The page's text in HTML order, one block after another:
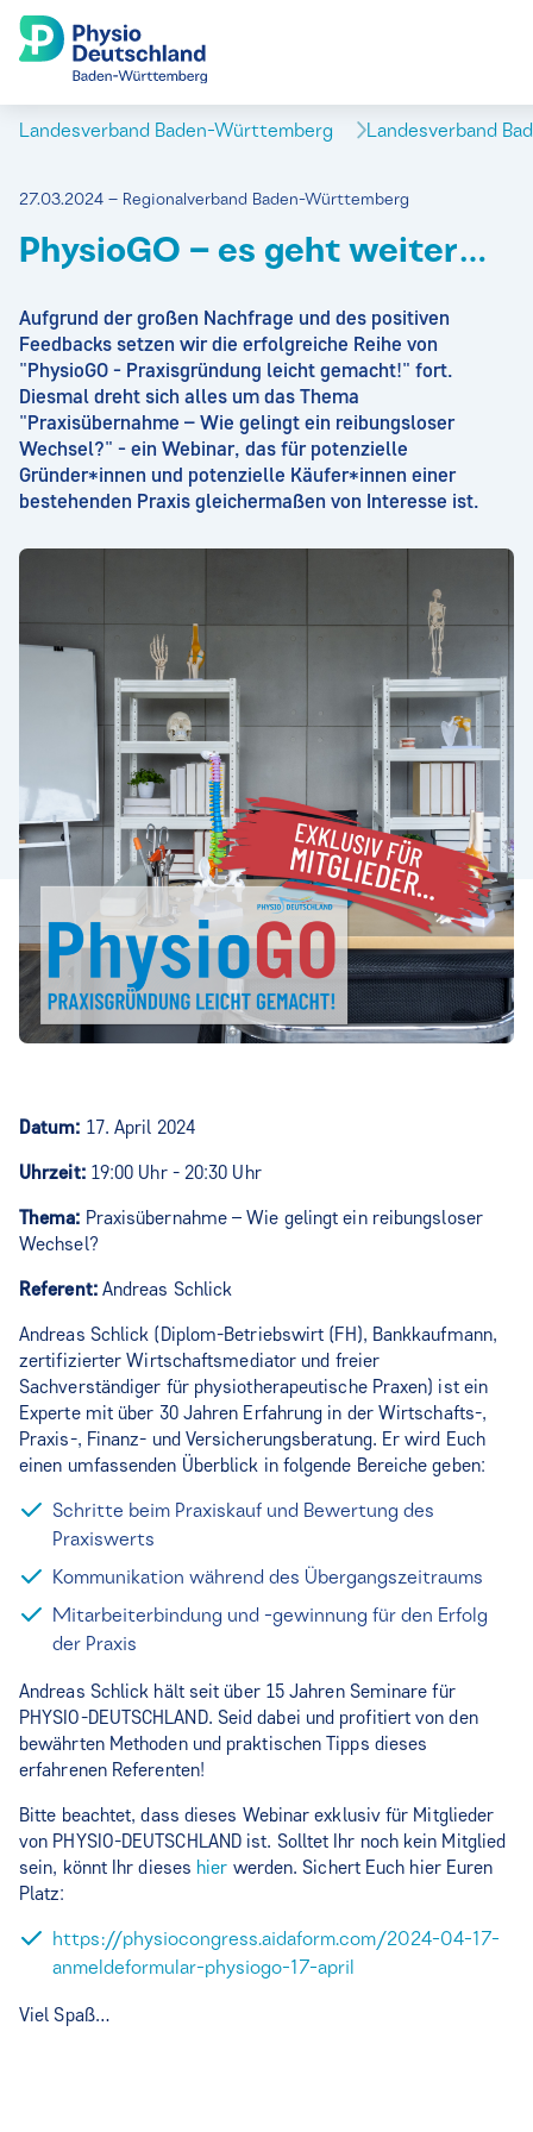
Landesverband Baden-Württemberg Landesverband
27.03.2024 – Regionalverband Baden-Württemberg
PhysioGO – es geht weiter…
Aufgrund der großen Nachfrage und des positiven
Feedbacks setzen wir die erfolgreiche Reihe von
"PhysioGO - Praxisgründung leicht gemacht!" fort.
Diesmal dreht sich alles um das Thema
"Praxisübernahme – Wie gelingt ein reibungsloser
Wechsel?" - ein Webinar, das für potenzielle
Gründer*innen und potenzielle Käufer*innen einer
bestehenden Praxis gleichermaßen von Interesse ist.
Datum: 17. April 2024
Uhrzeit:19:00 Uhr - 20:30 Uhr
Thema: Praxisübernahme – Wie gelingt ein reibungsloser
Wechsel?
Referent:Andreas Schlick
Andreas Schlick (Diplom-Betriebswirt (FH), Bankkaufmann,
zertifizierter Wirtschaftsmediator und freier
Sachverständiger für physiotherapeutische Praxen) ist ein
Experte mit über 30 Jahren Erfahrung in der Wirtschafts-,
Praxis-, Finanz- und Versicherungsberatung. Er wird Euch
einen umfassenden Überblick in folgende Bereiche geben:
Schritte beim Praxiskauf und Bewertung des
Praxiswerts
Kommunikation während des Übergangszeitraums
Mitarbeiterbindung und -gewinnung für den Erfolg
der Praxis
Andreas Schlick hält seit über 15 Jahren Seminare für
PHYSIO-DEUTSCHLAND. Seid dabei und profitiert von den
bewährten Methoden und praktischen Tipps dieses
erfahrenen Referenten!
Bitte beachtet, dass dieses Webinar exklusiv für Mitglieder
von PHYSIO-DEUTSCHLAND ist. Solltet Ihr noch kein Mitglied
sein, könnt Ihr dieses hier werden. Sichert Euch hier Euren
Platz:
https://physiocongress.aidaform.com/2024-04-17-
anmeldeformular-physiogo-17-april
Viel Spaß…